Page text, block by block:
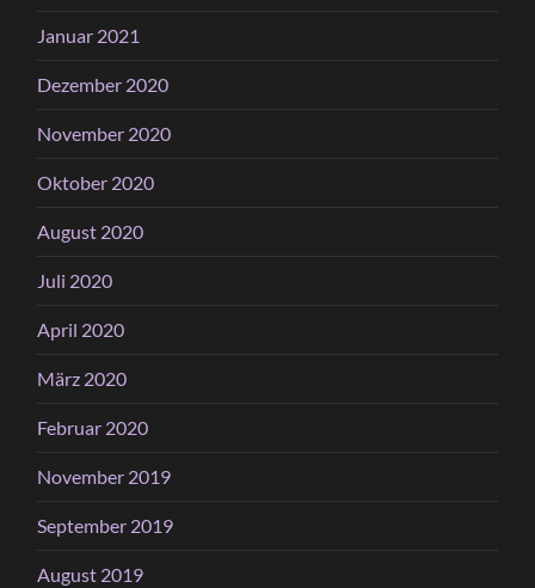
Januar 2021
Dezember 2020
November 2020
Oktober 2020
August 2020
Juli 2020
April 2020
März 2020
Februar 2020
November 2019
September 2019
August 2019